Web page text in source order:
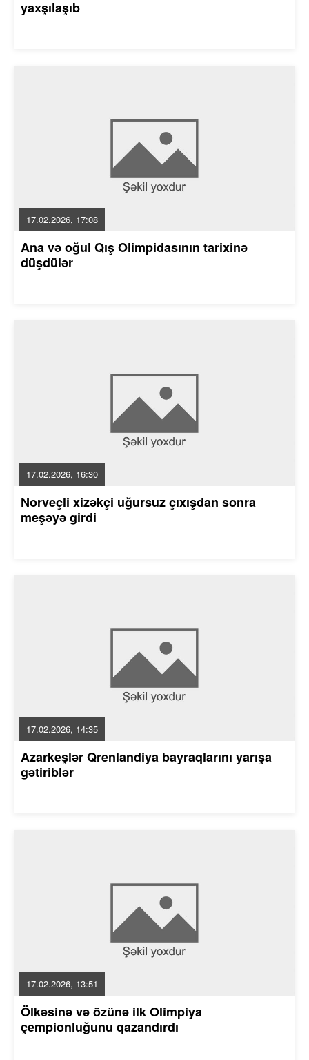
yaxşılaşıb
17.02.2026, 17:08
Ana və oğul Qış Olimpidasının tarixinə
düşdülər
17.02.2026, 16:30
Norveçli xizəkçi uğursuz çıxışdan sonra
meşəyə girdi
17.02.2026, 14:35
Azarkeşlər Qrenlandiya bayraqlarını yarışa
gətiriblər
17.02.2026, 13:51
Ölkəsinə və özünə ilk Olimpiya
çempionluğunu qazandırdı